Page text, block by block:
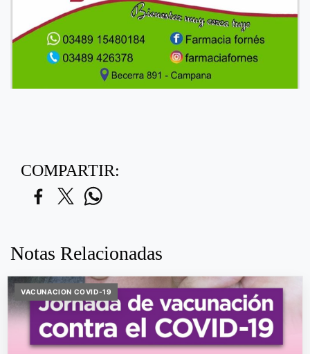
COMPARTIR:
Notas Relacionadas
VACUNACION COVID-19